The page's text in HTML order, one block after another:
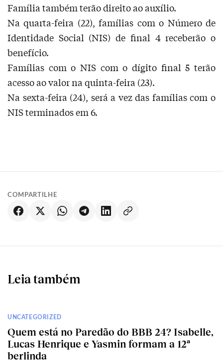
Família também terão direito ao auxílio.
Na quarta-feira (22), famílias com o Número de
Identidade Social (NIS) de final 4 receberão o
benefício.
Famílias com o NIS com o dígito final 5 terão
acesso ao valor na quinta-feira (23).
Na sexta-feira (24), será a vez das famílias com o
NIS terminados em 6.
COMPARTILHE
Leia também
UNCATEGORIZED
Quem está no Paredão do BBB 24? Isabelle,
Lucas Henrique e Yasmin formam a 12ª
berlinda